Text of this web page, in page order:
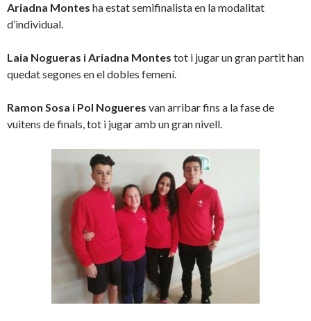
Ariadna Montes ha estat semifinalista en la modalitat
d’individual.
Laia Nogueras i Ariadna Montes tot i jugar un gran partit han
quedat segones en el dobles femení.
Ramon Sosa i Pol Nogueres van arribar fins a la fase de
vuitens de finals, tot i jugar amb un gran nivell.